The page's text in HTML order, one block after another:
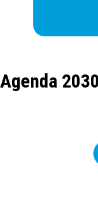
Agenda 2030